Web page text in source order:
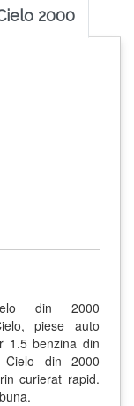
2000
din 2000
piese auto
1.5 benzina din
Cielo din 2000
curierat rapid.